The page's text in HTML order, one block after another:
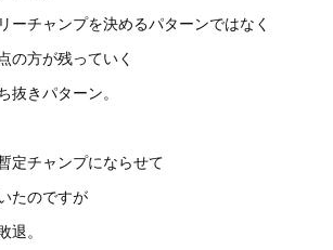
ーチャンプを決めるパターンではなく
の方が残っていく
抜きパターン。
定チャンプにならせて
たのですが
退。